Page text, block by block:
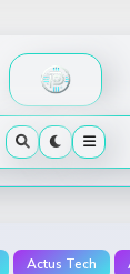
Actus Tech